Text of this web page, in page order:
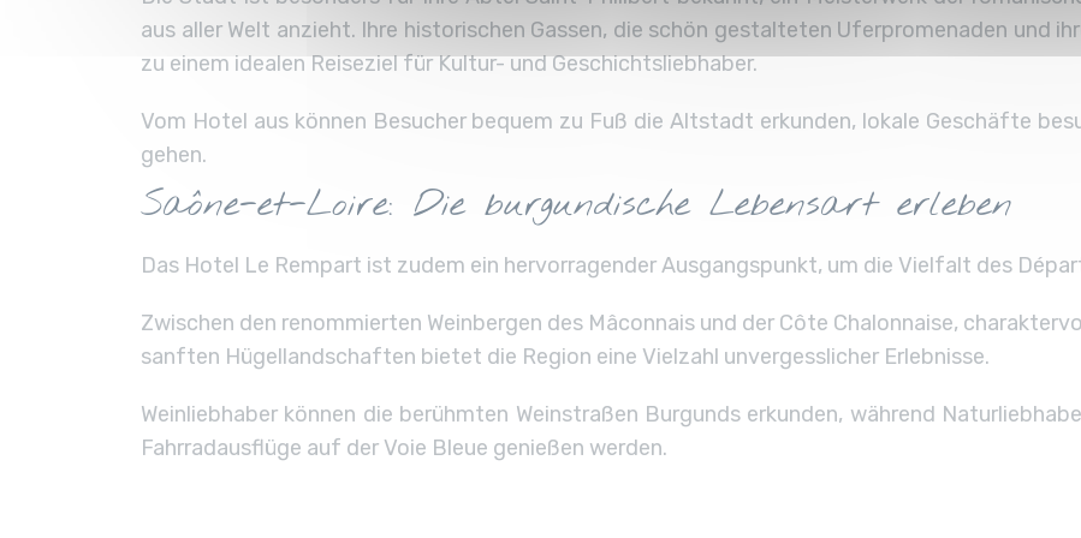
aus aller Welt anzieht. Ihre historischen Gassen, die schön gestalteten Uferpromenaden und
zu einem idealen Reiseziel für Kultur- und Geschichtsliebhaber.
Vom Hotel aus können Besucher bequem zu Fuß die Altstadt erkunden, lokale Geschäfte
gehen.
Saône-et-Loire: Die burgundische Lebensart erleben
Das Hotel Le Rempart ist zudem ein hervorragender Ausgangspunkt, um die Vielfalt des
Zwischen den renommierten Weinbergen des Mâconnais und der Côte Chalonnaise,
sanften Hügellandschaften bietet die Region eine Vielzahl unvergesslicher Erlebnisse.
Weinliebhaber können die berühmten Weinstraßen Burgunds erkunden, während
Fahrradausflüge auf der Voie Bleue genießen werden.